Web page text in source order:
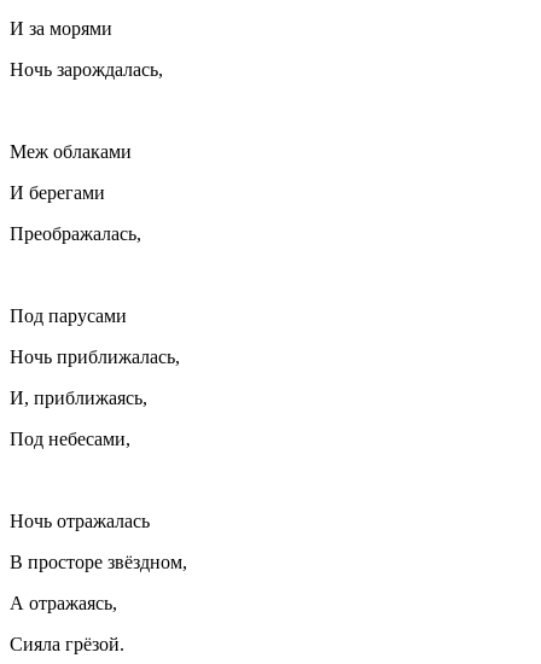
И за морями
Ночь зарождалась,
Меж облаками
И берегами
Преображалась,
Под парусами
Ночь приближалась,
И, приближаясь,
Под небесами,
Ночь отражалась
В просторе звёздном,
А отражаясь,
Сияла грёзой.